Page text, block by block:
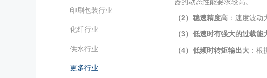
印刷包装行业
化纤行业
供水行业
更多行业
（2） 稳速精度高 ：速度波
（3） 低速时有强大的过载能
（4） 低频时转矩输出大 ：